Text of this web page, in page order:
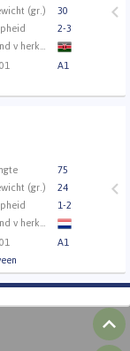
(gr.)
30
2-3
A1
75
(gr.)
24
1-2
A1
loggen.